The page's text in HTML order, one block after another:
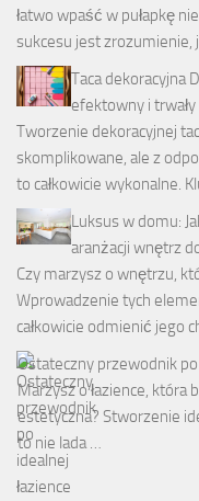
łatwo wpaść w pułapkę
sukcesu jest zrozumienie,
Taca dekoracyjna
efektowny i
Tworzenie dekoracyjnej
skomplikowane, ale z
to całkowicie wykonalne.
Luksus w domu:
aranżacji wnętrz
Czy marzysz o wnętrzu,
Wprowadzenie tych
całkowicie odmienić jego
Ostateczny przewodnik po
Marzysz o łazience, która
estetyczna? Stworzenie
to nie lada …